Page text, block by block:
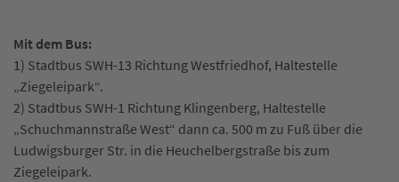
Mit dem Bus:
1) Stadtbus SWH-13 Richtung Westfriedhof, Haltestelle
„Ziegeleipark“.
2) Stadtbus SWH-1 Richtung Klingenberg, Haltestelle
„Schuchmannstraße West“ dann ca. 500 m zu Fuß über die
Ludwigsburger Str. in die Heuchelbergstraße bis zum
Ziegeleipark.